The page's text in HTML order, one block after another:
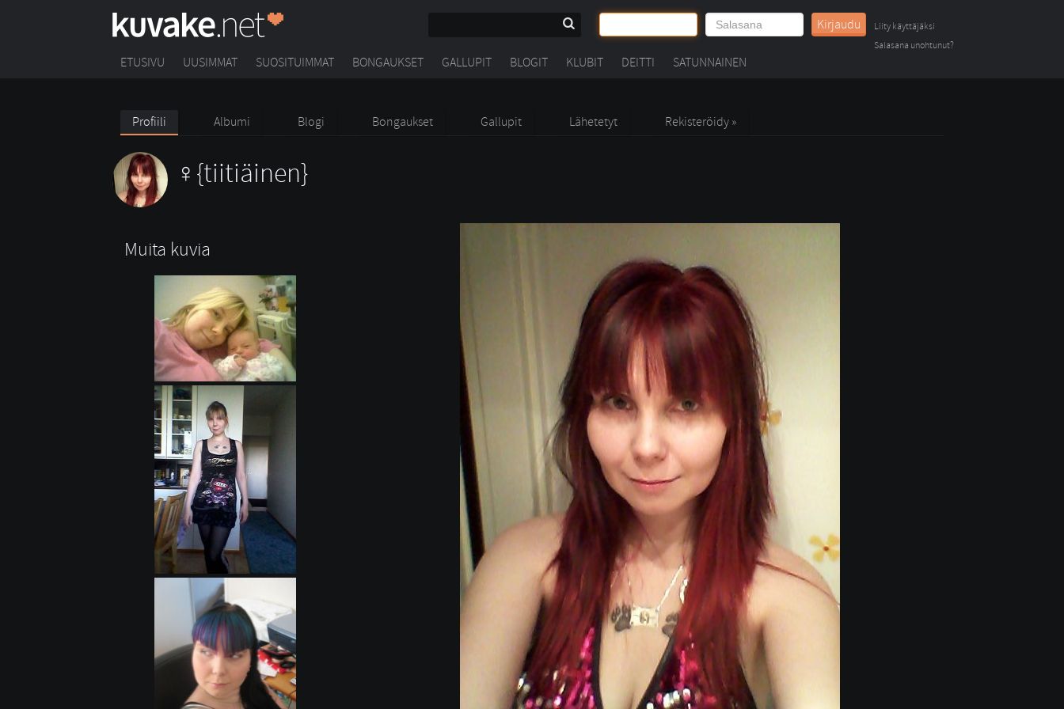
Kirjaudu
Liity käyttäjäksi
Salasana unohtunut?
ETUSIVU UUSIMMAT SUOSITUIMMAT BONGAUKSET GALLUPIT BLOGIT KLUBIT DEITTI SATUNNAINEN
Profiili Albumi Blogi Bongaukset Gallupit Lähetetyt Rekisteröidy »
{tiitiäinen}
Muita kuvia